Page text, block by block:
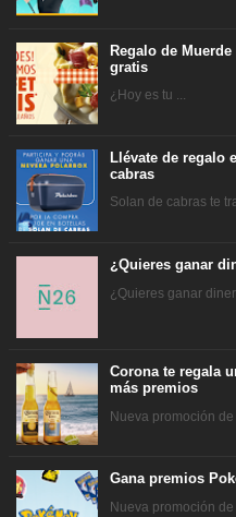
Regalo de
gratis
¿Hoy es tu ...
Llévate de regalo
cabras
Solan de cabras te
¿Quieres ganar
¿Quieres ganar
Corona te regala
más premios
Nueva promoción de
Gana premios
Nueva promoción de